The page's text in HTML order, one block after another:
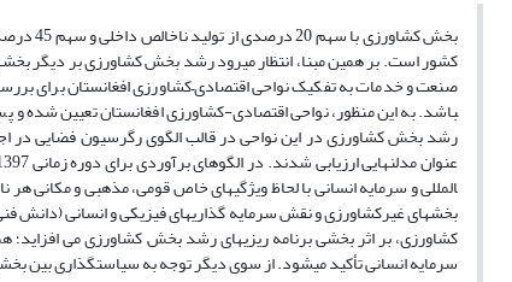
بخش
کشور است. بر همین مبنا، انتظار می­رود رشد بخش کشاورزی بر دیگر
باشد. به این منظور، نواحی اقتصادی-کشاورزی افغانستان تعیین شده
المللی و سرمایه انسانی با لحاظ ویژگی­های خاص قومی، مذهبی و مکانی
بخش­های غیرکشاورزی و نقش سرمایه ­گذاری­های فیزیکی و انسانی
کشاورزی، بر اثر بخشی برنامه­ ریزی­های رشد بخش کشاورزی می
سرمایه انسانی تأکید می­شود. از سوی دیگر توجه به سیاست­گذاری بین